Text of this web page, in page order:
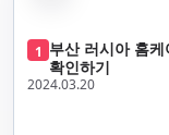
1 부산 러시아 홈
확인하기
2024.03.20